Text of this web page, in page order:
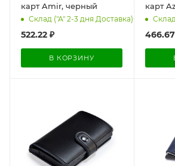
карт Amir, черный
Склад ("А" 2-3 дня Доставка): 913
522.22 ₽
В КОРЗИНУ
карт
466.67